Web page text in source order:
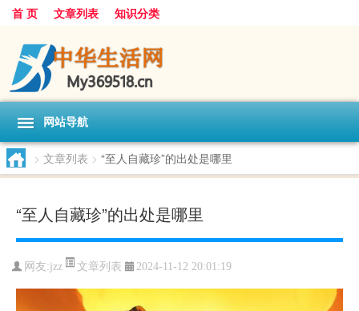
首 页 文章列表 知识分类
网站导航
> 文章列表 > “至人自藏珍”的出处是哪里
“至人自藏珍”的出处是哪里
网友:jzz 文章列表 2024-11-12 20:01:19